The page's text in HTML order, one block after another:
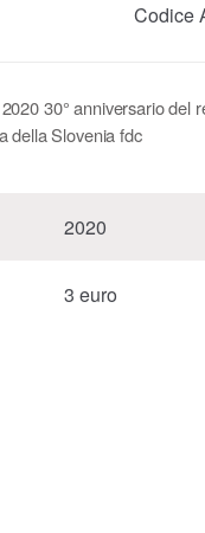
Codice
30° anniversario del
della Slovenia fdc
2020
3 euro